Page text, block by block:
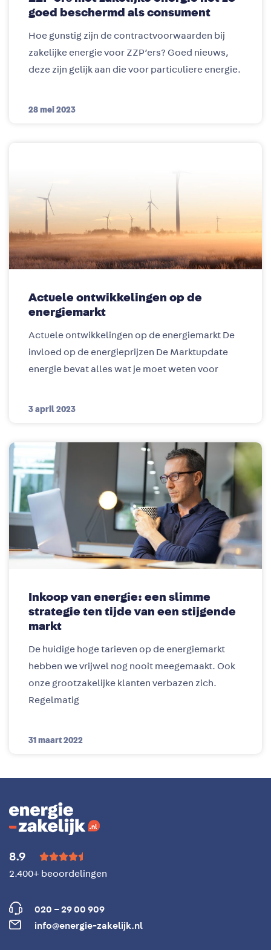
goed beschermd als consument
Hoe gunstig zijn de contractvoorwaarden bij
zakelijke energie voor ZZP’ers? Goed nieuws,
deze zijn gelijk aan die voor particuliere energie.
28 mei 2023
Actuele ontwikkelingen op de
energiemarkt
Actuele ontwikkelingen op de energiemarkt De
invloed op de energieprijzen De Marktupdate
energie bevat alles wat je moet weten voor
3 april 2023
Inkoop van energie: een slimme
strategie ten tijde van een stijgende
markt
De huidige hoge tarieven op de energiemarkt
hebben we vrijwel nog nooit meegemaakt. Ook
onze grootzakelijke klanten verbazen zich.
Regelmatig
31 maart 2022
8.9 
2.400+ beoordelingen
020 – 29 00 909
info@energie-zakelijk.nl